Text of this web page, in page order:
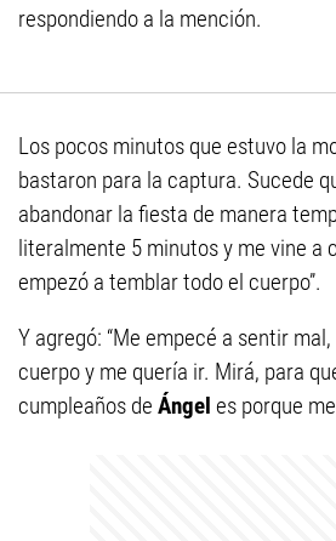
respondiendo a la mención.
Los pocos minutos que estuvo la
bastaron para la captura. Sucede
abandonar la fiesta de manera
literalmente 5 minutos y me vine a
empezó a temblar todo el cuerpo”.
Y agregó: “Me empecé a sentir
cuerpo y me quería ir. Mirá, para
cumpleaños de Ángel es porque